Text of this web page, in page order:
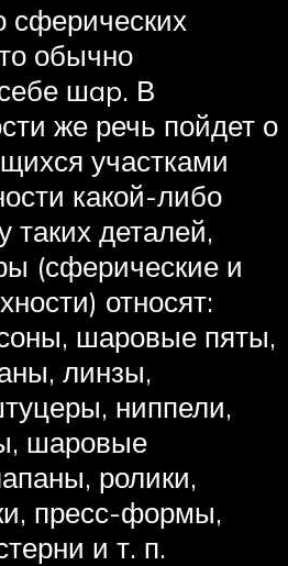
сферических
обычно
шap. В
же речь пойдет о
участками
какой-либо
таких деталей,
(сферические и
относят:
шаровые пяты,
линзы,
ниппели,
шаровые
ролики,
пресс-формы,
и т. п.